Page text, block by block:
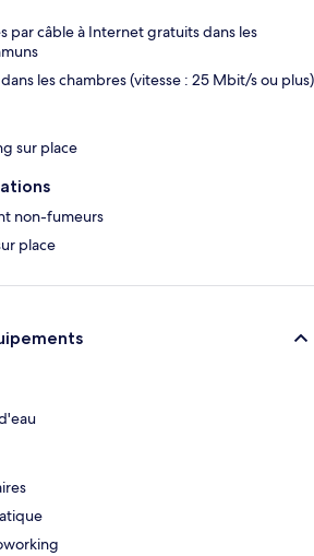
par câble à Internet gratuits dans les
les chambres (vitesse : 25 Mbit/s ou plus)
sur place
non-fumeurs
place